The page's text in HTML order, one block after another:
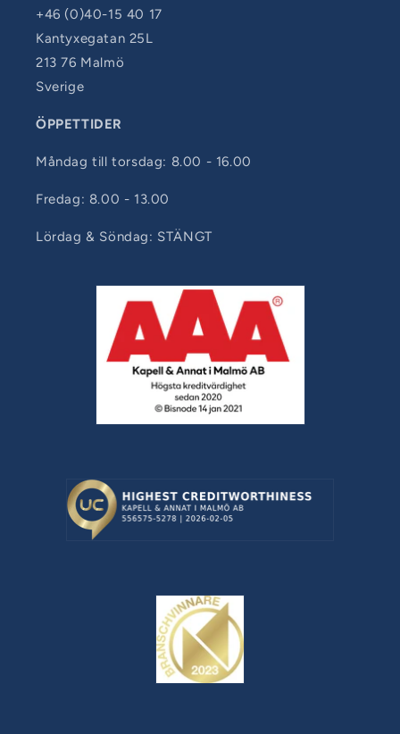
+46 (0)40-15 40 17
Kantyxegatan 25L
213 76 Malmö
Sverige
ÖPPETTIDER
Måndag till torsdag: 8.00 - 16.00
Fredag: 8.00 - 13.00
Lördag & Söndag: STÄNGT